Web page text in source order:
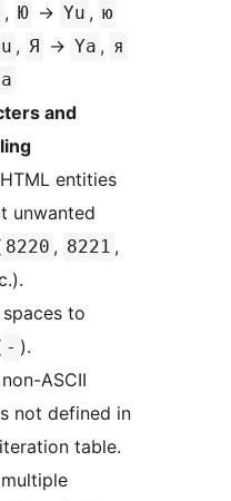
, Ю → Yu , ю
, Я → Ya , я
and
entities
unwanted
8220 , 8221 ,
to
- ).
ASCII
not defined in
table.